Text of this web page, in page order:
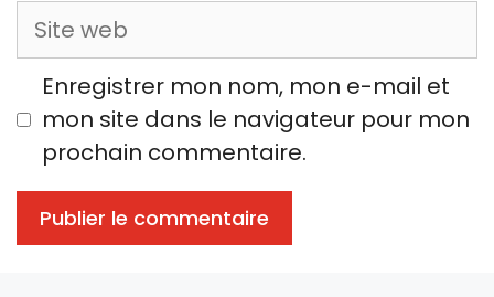
Site
web
Enregistrer mon nom, mon e-mail et
mon site dans le navigateur pour mon
prochain commentaire.